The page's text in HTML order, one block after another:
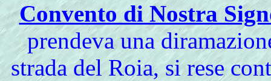
Convento di Nostra
prendeva una
strada del Roia, si rese